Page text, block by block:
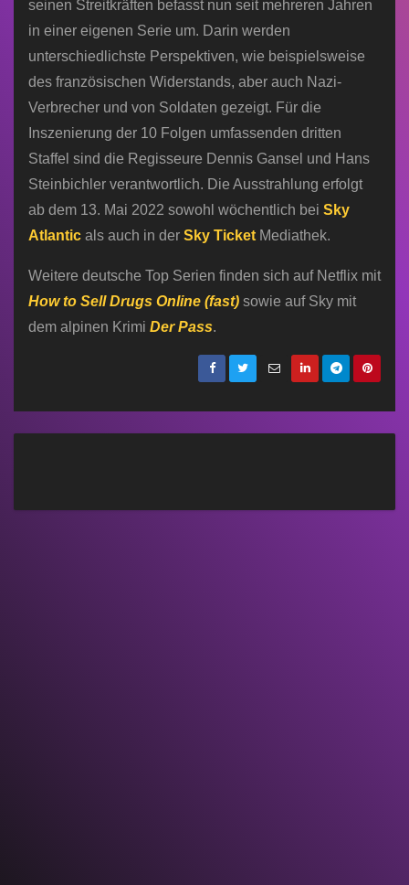
seinen Streitkräften befasst nun seit mehreren Jahren
in einer eigenen Serie um. Darin werden
unterschiedlichste Perspektiven, wie beispielsweise
des französischen Widerstands, aber auch Nazi-
Verbrecher und von Soldaten gezeigt. Für die
Inszenierung der 10 Folgen umfassenden dritten
Staffel sind die Regisseure Dennis Gansel und Hans
Steinbichler verantwortlich. Die Ausstrahlung erfolgt
ab dem 13. Mai 2022 sowohl wöchentlich bei Sky
Atlantic als auch in der Sky Ticket Mediathek.
Weitere deutsche Top Serien finden sich auf Netflix mit
How to Sell Drugs Online (fast) sowie auf Sky mit
dem alpinen Krimi Der Pass.